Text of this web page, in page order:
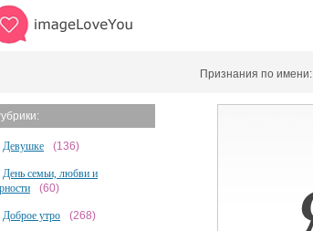
Признания по имени:
Девушке (136)
День семьи, любви и
(60)
Доброе утро (268)